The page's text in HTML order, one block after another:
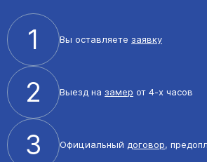
1 Вы оставляете заявку
2 Выезд на замер от 4-х часов
3 Официальный договор,